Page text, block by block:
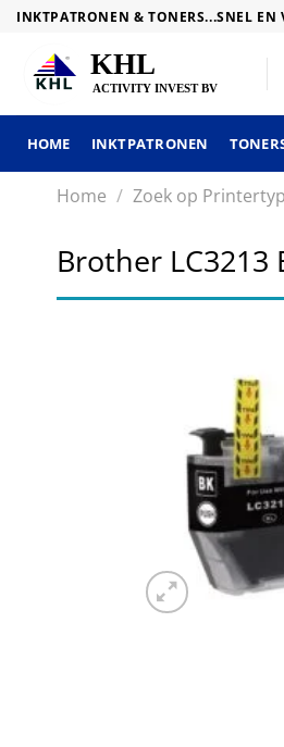
Skip
content
INKTPATRONEN & TONERS...SNEL EN
HOME INKTPATRONEN
Home / Zoek op
Brother